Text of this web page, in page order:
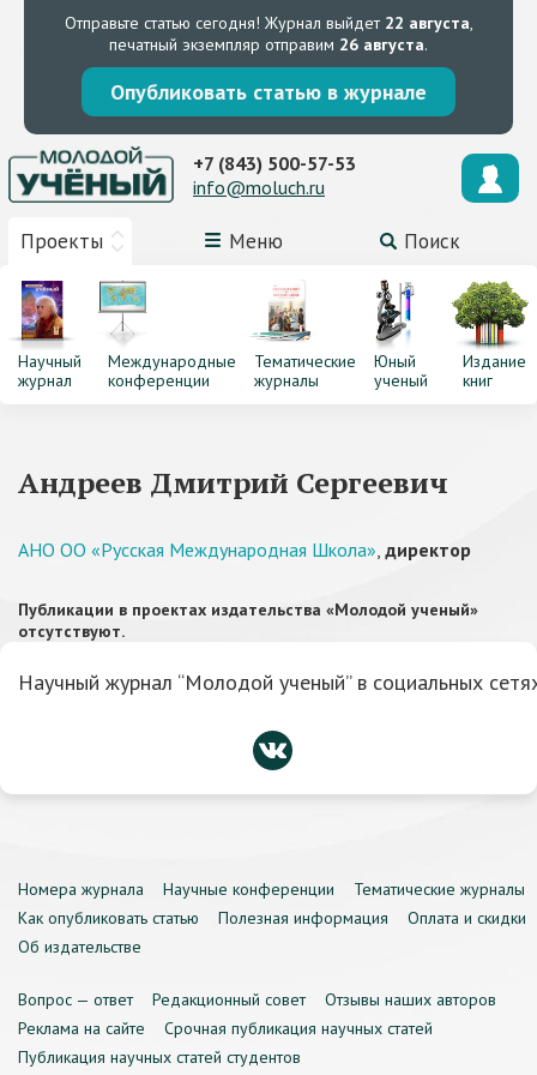
Отправьте статью сегодня! Журнал выйдет 22 августа,
печатный экземпляр отправим 26 августа.
Опубликовать статью в журнале
Проекты Меню Поиск
+7 (843) 500-57-53
info@moluch.ru
Научный
журнал
Международные
конференции
Тематические
журналы
Юный
ученый
Издание
книг
Андреев Дмитрий Сергеевич
АНО ОО «Русская Международная Школа», директор
Публикации в проектах издательства «Молодой ученый»
отсутствуют.
Научный журнал “Молодой ученый” в социальных
Номера журнала Научные конференции
Тематические журналы
Как опубликовать статью
Полезная информация
Оплата и скидки
Об издательстве
Вопрос — ответ Редакционный совет
Отзывы наших авторов
Реклама на сайте
Срочная публикация научных статей
Публикация научных статей студентов